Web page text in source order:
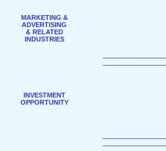
MARKETING &
ADVERTISING
& RELATED
INDUSTRIES
INVESTMENT
OPPORTUNITY